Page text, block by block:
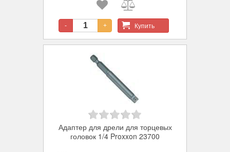
- + Купить
Адаптер для дрели для торцевых
головок 1/4 Proxxon 23700